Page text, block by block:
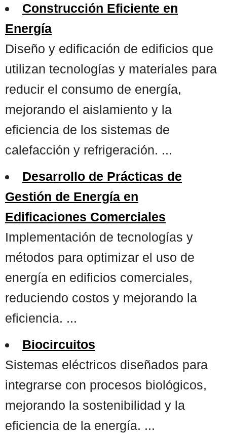
Construcción Eficiente en
Energía
Diseño y edificación de edificios que
utilizan tecnologías y materiales para
reducir el consumo de energía,
mejorando el aislamiento y la
eficiencia de los sistemas de
calefacción y refrigeración. ...
Desarrollo de Prácticas de
Gestión de Energía en
Edificaciones Comerciales
Implementación de tecnologías y
métodos para optimizar el uso de
energía en edificios comerciales,
reduciendo costos y mejorando la
eficiencia. ...
Biocircuitos
Sistemas eléctricos diseñados para
integrarse con procesos biológicos,
mejorando la sostenibilidad y la
eficiencia de la energía. ...